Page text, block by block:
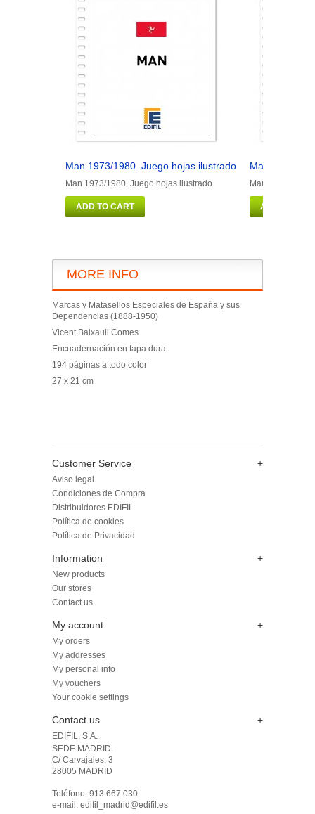
Man 1973/1980. Juego hojas ilustrado
Man 1973/1980. Juego hojas ilustrado
ADD TO CART
Man 1981/
Man 1981/
ADD TO
MORE INFO
Marcas y Matasellos Especiales de España y sus
Dependencias (1888-1950)
Vicent Baixauli Comes
Encuadernación en tapa dura
194 páginas a todo color
27 x 21 cm
Customer Service +
Aviso legal
Condiciones de Compra
Distribuidores EDIFIL
Política de cookies
Política de Privacidad
Information +
New products
Our stores
Contact us
My account +
My orders
My addresses
My personal info
My vouchers
Your cookie settings
Contact us +
EDIFIL, S.A.
SEDE MADRID:
C/ Carvajales, 3
28005 MADRID
Teléfono: 913 667 030
e-mail: edifil_madrid@edifil.es